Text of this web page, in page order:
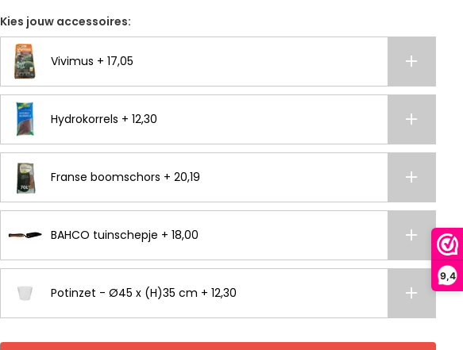
9,4
Kies jouw accessoires:
Vivimus + 17,05
Hydrokorrels + 12,30
Franse boomschors + 20,19
BAHCO tuinschepje + 18,00
Potinzet - Ø45 x (H)35 cm + 12,30